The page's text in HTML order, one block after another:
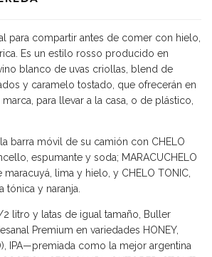
para compartir antes de comer con hielo,
Es un estilo rosso producido en
blanco de uvas criollas, blend de
y caramelo tostado, que ofrecerán en
para llevar a la casa, o de plástico,
barra móvil de su camión con CHELO
espumante y soda; MARACUCHELO
lima y hielo, y CHELO TONIC,
y naranja.
litro y latas de igual tamaño, Buller
Premium en variedades HONEY,
IPA—premiada como la mejor argentina